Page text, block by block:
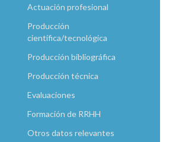
Actuación profesional
Producción
científica/tecnológica
Producción bibliográfica
Producción técnica
Evaluaciones
Formación de RRHH
Otros datos relevantes